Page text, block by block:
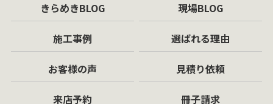
きらめきBLOG 現場BLOG
施工事例 選ばれる理由
お客様の声 見積り依頼
来店予約 冊子請求